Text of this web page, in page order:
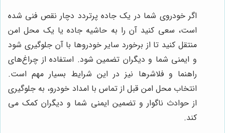
اگر خودروی شما در یک جاده پرتردد دچار نقص فنی شده
است، سعی کنید آن را به حاشیه جاده یا یک محل امن
منتقل کنید تا از برخورد سایر خودروها با آن جلوگیری شود
و ایمنی شما و دیگران تضمین شود. استفاده از چراغ‌های
راهنما و فلاشرها نیز در این شرایط بسیار مهم است.
انتخاب محل امن قبل از تماس با امداد خودرو، به جلوگیری
از حوادث ناگوار و تضمین ایمنی شما و دیگران کمک می
کند.